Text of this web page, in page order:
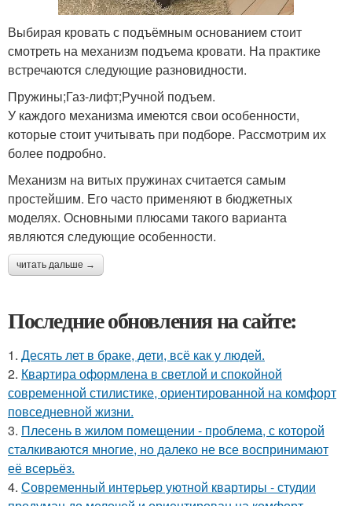
Выбирая кровать с подъёмным основанием стоит
смотреть на механизм подъема кровати. На практике
встречаются следующие разновидности.
Пружины;Газ-лифт;Ручной подъем.
У каждого механизма имеются свои особенности,
которые стоит учитывать при подборе. Рассмотрим их
более подробно.
Механизм на витых пружинах считается самым
простейшим. Его часто применяют в бюджетных
моделях. Основными плюсами такого варианта
являются следующие особенности.
читать дальше →
Последние обновления на сайте:
1. Десять лет в браке, дети, всё как у людей.
2. Квартира оформлена в светлой и спокойной
современной стилистике, ориентированной на комфорт
повседневной жизни.
3. Плесень в жилом помещении - проблема, с которой
сталкиваются многие, но далеко не все воспринимают
её всерьёз.
4. Современный интерьер уютной квартиры - студии